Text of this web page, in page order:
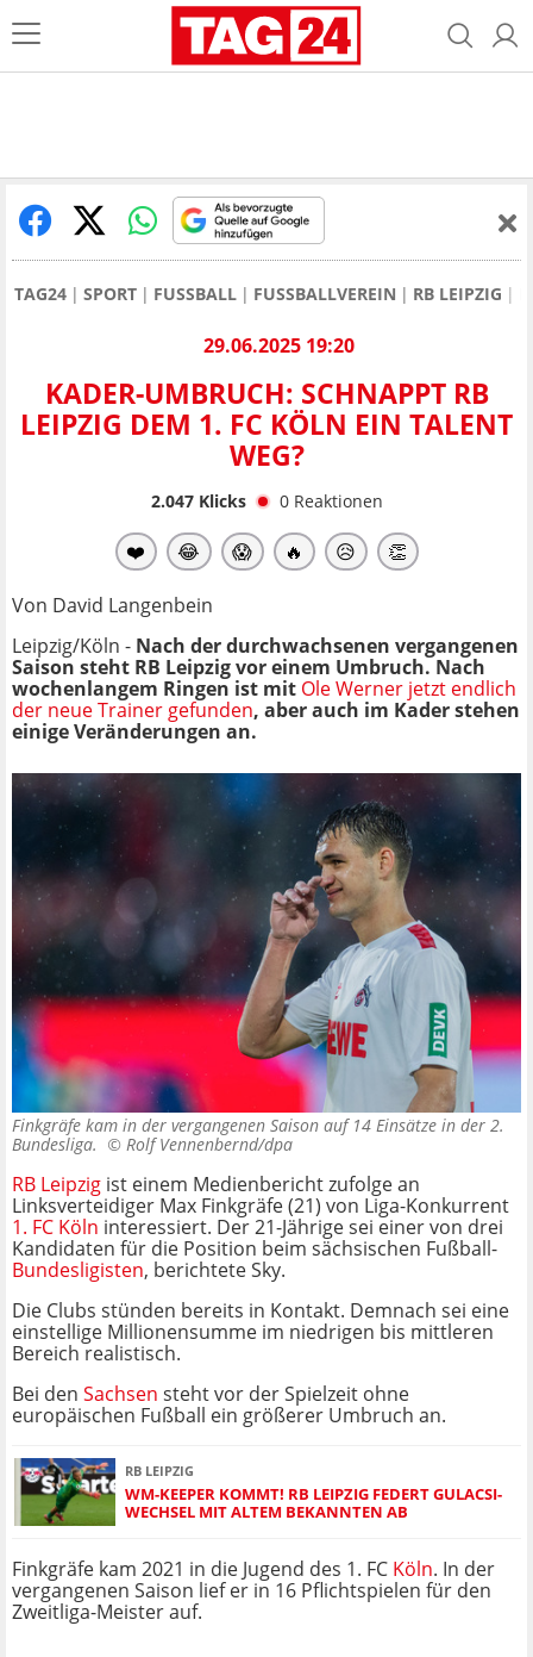
TAG24 SPORT FUSSBALL FUSSBALLVEREIN RB LEIPZIG
29.06.2025 19:20
KADER-UMBRUCH: SCHNAPPT RB
LEIPZIG DEM 1. FC KÖLN EIN TALENT
WEG?
2.047Klicks 0 Reaktionen
❤️ 😂 😱 🔥 😥 👏
Von David Langenbein
Leipzig/Köln - Nach der durchwachsenen vergangenen
Saison steht RB Leipzig vor einem Umbruch. Nach
wochenlangem Ringen ist mit Ole Werner jetzt endlich
der neue Trainer gefunden, aber auch im Kader stehen
einige Veränderungen an.
Finkgräfe kam in der vergangenen Saison auf 14 Einsätze in der 2.
Bundesliga. © Rolf Vennenbernd/dpa
RB Leipzig ist einem Medienbericht zufolge an
Linksverteidiger Max Finkgräfe (21) von Liga-Konkurrent
1. FC Köln interessiert. Der 21-Jährige sei einer von drei
Kandidaten für die Position beim sächsischen Fußball-
Bundesligisten, berichtete Sky.
Die Clubs stünden bereits in Kontakt. Demnach sei eine
einstellige Millionensumme im niedrigen bis mittleren
Bereich realistisch.
Bei den Sachsen steht vor der Spielzeit ohne
europäischen Fußball ein größerer Umbruch an.
RB LEIPZIG
WM-KEEPER KOMMT! RB LEIPZIG FEDERT GULACSI-
WECHSEL MIT ALTEM BEKANNTEN AB
Finkgräfe kam 2021 in die Jugend des 1. FC Köln. In der
vergangenen Saison lief er in 16 Pflichtspielen für den
Zweitliga-Meister auf.